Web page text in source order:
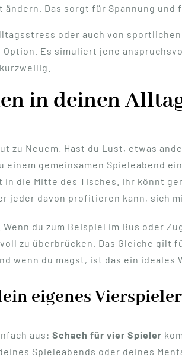
Das sorgt für Spannung und
oder auch von
Es simuliert jene
in deinen
zu Neuem. Hast du Lust, etwas
einem gemeinsamen Spieleabend
die Mitte des Tisches. Ihr könnt
jeder davon profitieren kann, sich
du zum Beispiel im Bus oder
zu überbrücken. Das Gleiche
wenn du magst, ist das ein
eigenes
aus: Schach für vier Spieler
Spieleabends oder deines